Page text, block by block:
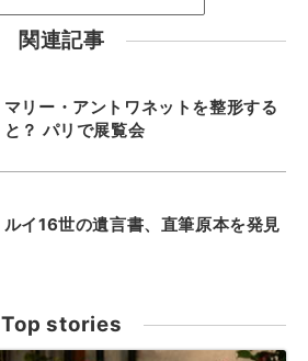
関連記事
マリー・アントワネットを整形する
と？ パリで展覧会
ルイ16世の遺言書、直筆原本を発見
Top stories